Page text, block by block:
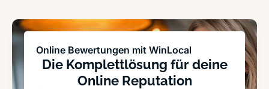
Online Bewertungen mit WinLocal
Die Komplettlösung für deine
Online Reputation